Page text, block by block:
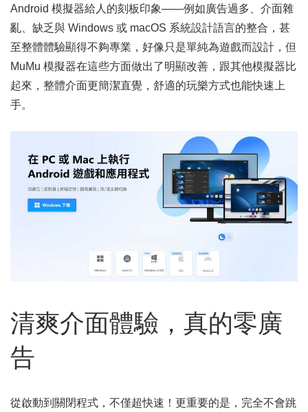
Android 模擬器給人的刻板印象——例如廣告過多、介面雜
亂、缺乏與 Windows 或 macOS 系統設計語言的整合，甚
至整體體驗顯得不夠專業，好像只是單純為遊戲而設計，但
MuMu 模擬器在這些方面做出了明顯改善，跟其他模擬器比
起來，整體介面更簡潔直覺，舒適的玩樂方式也能快速上
手。
清爽介面體驗，真的零廣
告
從啟動到關閉程式，不僅超快速！更重要的是，完全不會跳